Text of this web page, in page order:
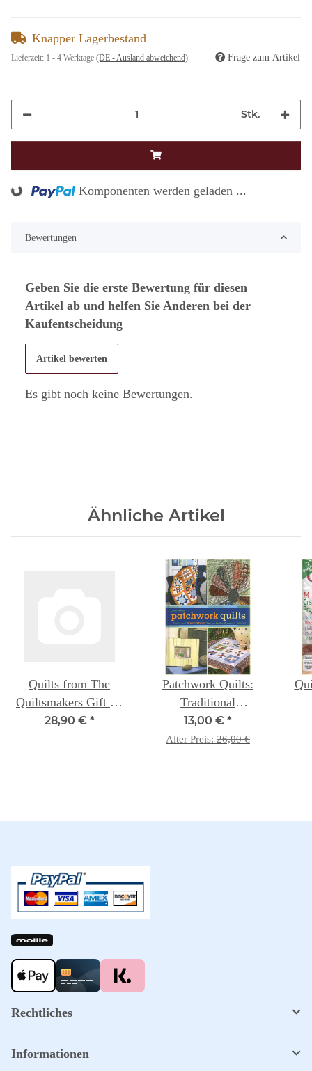
Knapper Lagerbestand
Lieferzeit: 1 - 4 Werktage (DE - Ausland abweichend) Frage zum Artikel
Stk.
Loading... Komponenten werden geladen ...
Bewertungen
Geben Sie die erste Bewertung für diesen
Artikel ab und helfen Sie Anderen bei der
Kaufentscheidung
Artikel bewerten
Es gibt noch keine Bewertungen.
Ähnliche Artikel
Quilts from The
Quiltsmakers Gift 20
traditional patterns for
28,90 € *
Patchwork Quilts:
Traditional
Scandinavian Designs
for the Modern
13,00 € *
Alter Preis: 26,00 €
Rechtliches
Informationen